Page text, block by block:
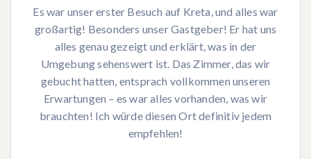
Es war unser erster Besuch auf Kreta, und alles war
großartig! Besonders unser Gastgeber! Er hat uns
alles genau gezeigt und erklärt, was in der
Umgebung sehenswert ist. Das Zimmer, das wir
gebucht hatten, entsprach vollkommen unseren
Erwartungen – es war alles vorhanden, was wir
brauchten! Ich würde diesen Ort definitiv jedem
empfehlen!